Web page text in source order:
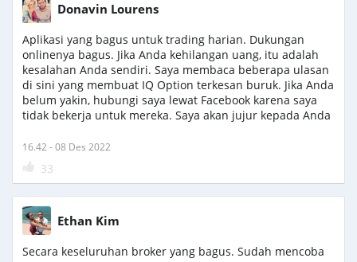
Donavin Lourens
Aplikasi yang bagus untuk trading harian. Dukungan
onlinenya bagus. Jika Anda kehilangan uang, itu adalah
kesalahan Anda sendiri. Saya membaca beberapa ulasan
di sini yang membuat IQ Option terkesan buruk. Jika Anda
belum yakin, hubungi saya lewat Facebook karena saya
tidak bekerja untuk mereka. Saya akan jujur kepada Anda
16.42 - 08 Des 2022
33
Ethan Kim
Secara keseluruhan broker yang bagus. Sudah mencoba